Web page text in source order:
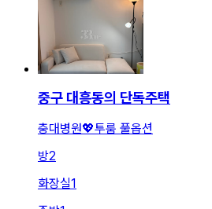
중구 대흥동의 단독주택
충대병원💖투룸 풀옵션
방2
화장실1